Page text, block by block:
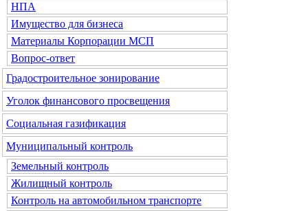
НПА
Имущество для бизнеса
Материалы Корпорации МСП
Вопрос-ответ
Градостроительное зонирование
Уголок финансового просвещения
Социальная газификация
Муниципальный контроль
Земельный контроль
Жилищный контроль
Контроль на автомобильном транспорте